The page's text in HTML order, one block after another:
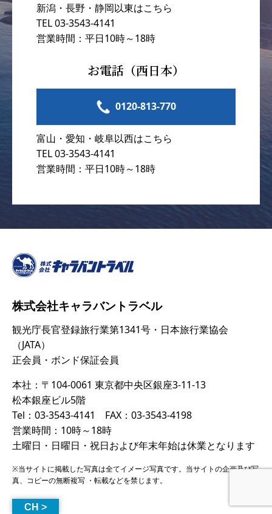
新潟・長野・静岡以東はこちら
TEL 03-3543-4141
営業時間：平日10時～18時
お電話（西日本）
0120-813-770
富山・愛知・岐阜以西はこちら
TEL 03-3543-4141
営業時間：平日10時～18時
株式会社キャラバントラベル
観光庁長官登録旅行業第1341号・日本旅行業協会
（JATA）
正会員・ボンド保証会員
本社：〒104-0061 東京都中央区銀座3-11-13
松本銀座ビル5階
Tel：03-3543-4141 FAX：03-3543-4198
営業時間：10時～18時
土曜日・日曜日・祝日および年末年始は休業となります
※当サイトに掲載した写真は全てイメージ写真です。当サイトの企画及び写
真、コピーの無断複写 ・転載などを禁じます。
CH >